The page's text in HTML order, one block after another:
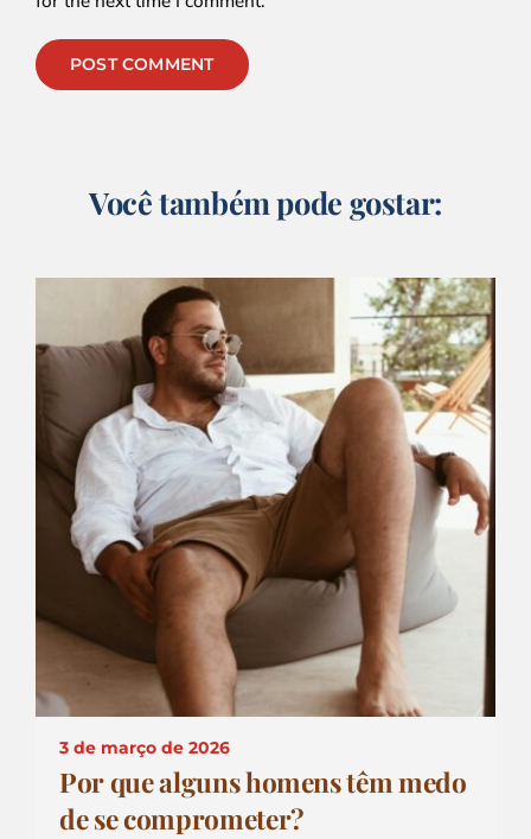
Você também pode gostar:
3 de março de 2026
Por que alguns homens têm medo
de se comprometer?